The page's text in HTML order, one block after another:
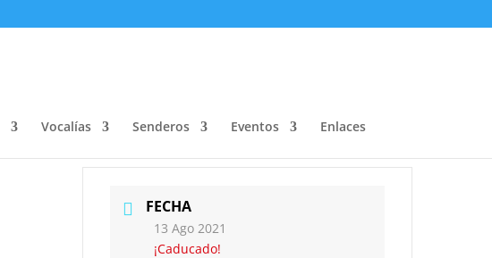
Vocalías Senderos Eventos Enlaces
FECHA
13 Ago 2021
¡Caducado!